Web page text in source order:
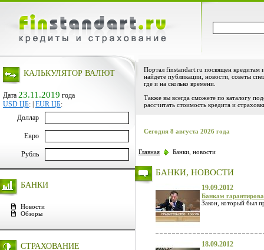
КАЛЬКУЛЯТОР ВАЛЮТ
Дата 23.11.2019 года
USD ЦБ: EUR ЦБ:
Доллар
Евро
Рубль
БАНКИ
Новости
Обзоры
СТРАХОВАНИЕ
Портал finstandart.ru посвящен кредитам
найдете публикации, новости, советы
где и на сколько времени.
Также вы всегда сможете по каталогу
рассчитать стоимость кредита и
Сегодня 8 августа 2026 года
Главная Банки, новости
БАНКИ, НОВОСТИ
19.09.2012
Банкам
Закон, который был
18.09.2012